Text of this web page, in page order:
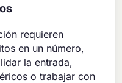
requieren
en un número,
la entrada,
o trabajar con